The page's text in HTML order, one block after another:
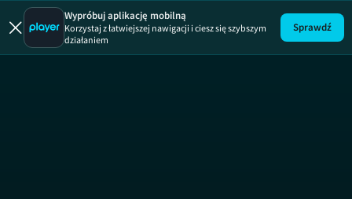
13 posterunek
19 +
Wypróbuj aplikację mobilną
Korzystaj z łatwiejszej nawigacji i ciesz się szybszym
działaniem
Sprawdź